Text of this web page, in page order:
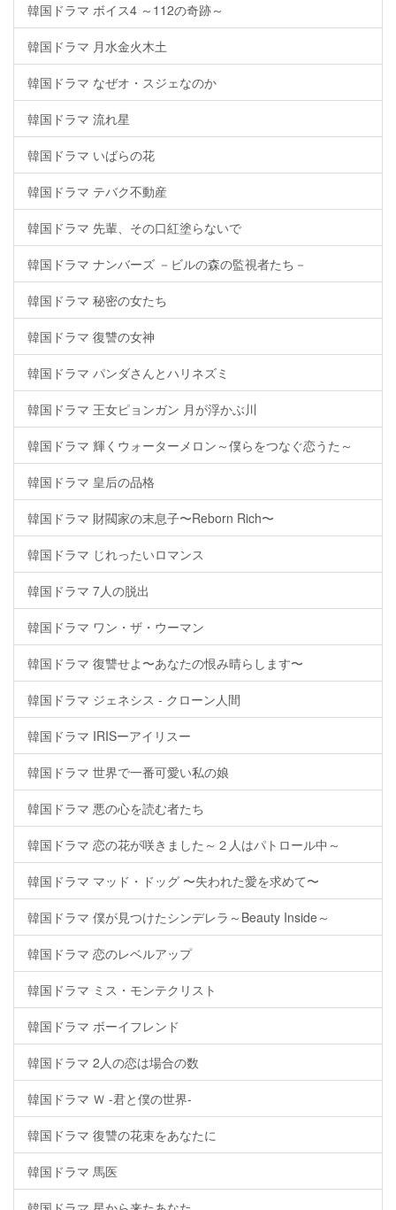
韓国ドラマ ボイス4 ～112の奇跡～
韓国ドラマ 月水金火木土
韓国ドラマ なぜオ・スジェなのか
韓国ドラマ 流れ星
韓国ドラマ いばらの花
韓国ドラマ テバク不動産
韓国ドラマ 先輩、その口紅塗らないで
韓国ドラマ ナンバーズ －ビルの森の監視者たち－
韓国ドラマ 秘密の女たち
韓国ドラマ 復讐の女神
韓国ドラマ パンダさんとハリネズミ
韓国ドラマ 王女ピョンガン 月が浮かぶ川
韓国ドラマ 輝くウォーターメロン～僕らをつなぐ恋うた～
韓国ドラマ 皇后の品格
韓国ドラマ 財閥家の末息子〜Reborn Rich〜
韓国ドラマ じれったいロマンス
韓国ドラマ 7人の脱出
韓国ドラマ ワン・ザ・ウーマン
韓国ドラマ 復讐せよ〜あなたの恨み晴らします〜
韓国ドラマ ジェネシス - クローン人間
韓国ドラマ IRISーアイリスー
韓国ドラマ 世界で一番可愛い私の娘
韓国ドラマ 悪の心を読む者たち
韓国ドラマ 恋の花が咲きました～２人はパトロール中～
韓国ドラマ マッド・ドッグ 〜失われた愛を求めて〜
韓国ドラマ 僕が見つけたシンデレラ～Beauty Inside～
韓国ドラマ 恋のレベルアップ
韓国ドラマ ミス・モンテクリスト
韓国ドラマ ボーイフレンド
韓国ドラマ 2人の恋は場合の数
韓国ドラマ Ｗ -君と僕の世界-
韓国ドラマ 復讐の花束をあなたに
韓国ドラマ 馬医